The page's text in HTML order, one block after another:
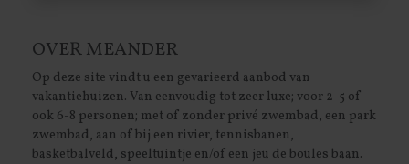
OVER MEANDER
Op deze site vindt u een gevarieerd aanbod van
vakantiehuizen. Van eenvoudig tot zeer luxe; voor 2-5 of
ook 6-8 personen; met of zonder privé zwembad, een park
zwembad, aan of bij een rivier, tennisbanen,
basketbalveld, speeltuintje en/of een jeu de boules baan.